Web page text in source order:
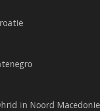
in Noord Macedonie